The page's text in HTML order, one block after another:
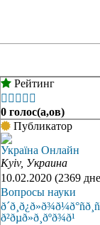
Рейтинг
    
0 голос(а,ов)
Публикатор
Україна Онлайн
Kyiv, Украина
10.02.2020 (2369
Вопросы науки
ð²ðµð»ð¸ðºð¾ð¹